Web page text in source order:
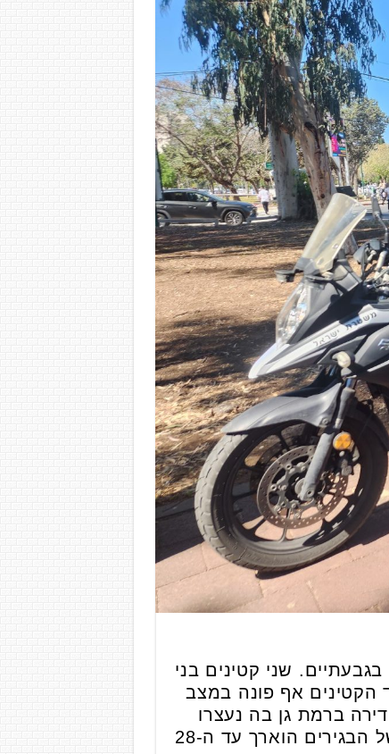
כצנלסון בגבעתיים. שני קטינים בני
הקטינים אף פונה במצב
ברמת גן בה נעצרו
שבעה חשודים, ובחיפוש במקום נמצאו ראיות הקושרות אותם למעשה. מעצרם של הבגירים הוארך עד ה-28